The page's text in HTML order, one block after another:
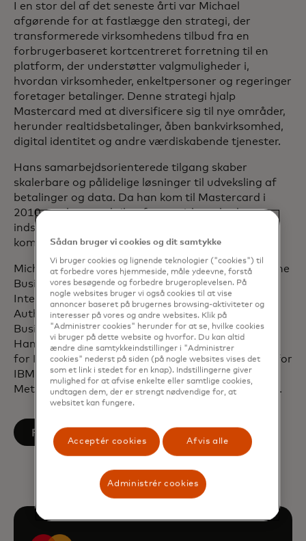
I en stor del af det seneste årti var Michael
afgørende for at fastlægge den strategi, der
transformerede virksomhedens tilbud fra en
forbrugerbaseret kortcentreret forretning til en
platform, der understøtter valgmuligheder i,
hvordan virksomheder, enkeltpersoner og regeringer
foretager betalinger. Denne strategi hjalp
Mastercard med at diversificere sig til nye områder,
herunder realtidsbetalinger, åben bankvirksomhed,
digital identitet og andre værdiskabende tjenester.
Hans samarbejdsorienterede tilgang skaber
skalerbare og pålidelige løsninger til udveksling af
betalinger og data. Da han kom til Mastercard i
2010, var han med til at forme virksomhedens
indsats for økonomisk inklusion for at skabe en
kommercielt bæredygtig social effekt.
Michael er medlem af The Business Roundtable, The
Business Council, US-India CEO Forum,
International Advisory Panel of the Monetary
Authority of Singapore og The International
Business Council of the World Economic Forum.
Han er bestyrelsesmedlem i United States Council
for International Business og sidder i bestyrelsen for
IBM, US-India Strategic Partnership Forum,
Metropolitan Opera og World Resources Institute.
Følg på LinkedIn
opens in a new tab
Sådan bruger vi cookies og dit samtykke
Vi bruger cookies og lignende teknologier ("cookies") til
at forbedre vores hjemmeside, måle ydeevne, forstå
vores besøgende og forbedre brugeroplevelsen. På
nogle websites bruger vi også cookies til at vise
annoncer baseret på brugernes browsing-aktiviteter og
interesser på vores og andre websites. Klik på
"Administrer cookies" herunder for at se, hvilke cookies
vi bruger på dette website og hvorfor. Du kan altid
ændre dine samtykkeindstillinger i "Administrer
cookies" nederst på siden (på nogle websites vises det
som et link i stedet for en knap). Indstillingerne giver
mulighed for at afvise enkelte eller samtlige cookies,
undtagen dem, der er strengt nødvendige for, at
websitet kan fungere.
Acceptér cookies Afvis alle
Administrér cookies